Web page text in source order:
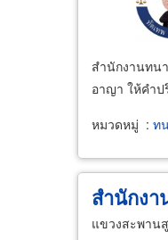
สำนักงานทน
อาญา ให้คำป
หมวดหมู่ : ท
สำนักง
แขวงสะพาน